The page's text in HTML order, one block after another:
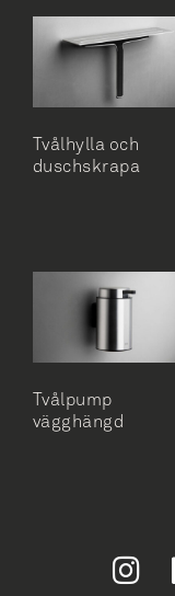
Tvålhylla och
duschskrapa
Tvålpump
vägghängd